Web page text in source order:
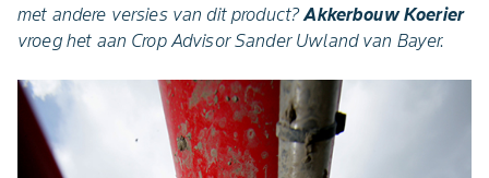
met andere versies van dit product?Akkerbouw Koerier
vroeg het aan Crop Advisor Sander Uwland van Bayer.